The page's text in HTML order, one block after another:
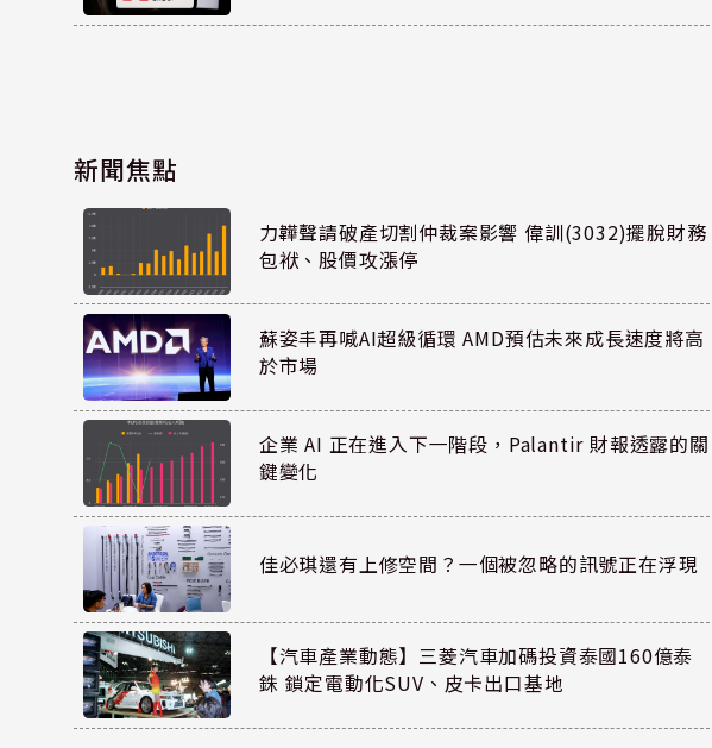
新聞焦點
力韡聲請破產切割仲裁案影響 偉訓(3032)擺脫財務
包袱、股價攻漲停
蘇姿丰再喊AI超級循環 AMD預估未來成長速度將高
於市場
企業 AI 正在進入下一階段，Palantir 財報透露的關
鍵變化
佳必琪還有上修空間？一個被忽略的訊號正在浮現
【汽車產業動態】三菱汽車加碼投資泰國160億泰
銖 鎖定電動化SUV、皮卡出口基地